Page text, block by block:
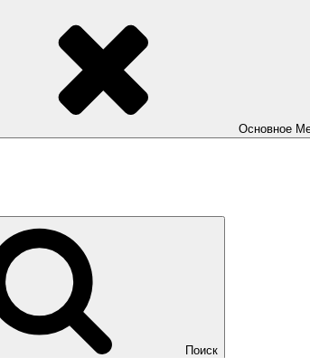
Основное
Поиск